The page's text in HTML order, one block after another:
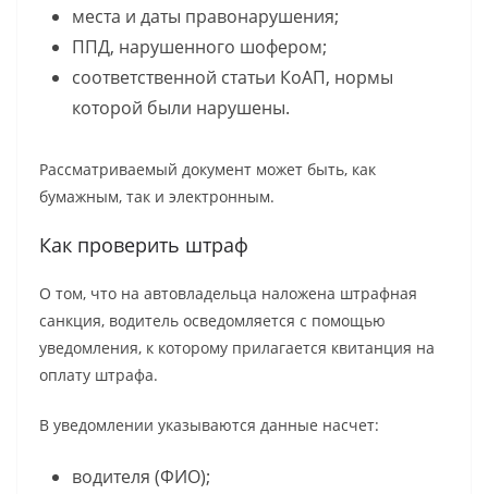
места и даты правонарушения;
ППД, нарушенного шофером;
соответственной статьи КоАП, нормы
которой были нарушены.
Рассматриваемый документ может быть, как
бумажным, так и электронным.
Как проверить штраф
О том, что на автовладельца наложена штрафная
санкция, водитель осведомляется с помощью
уведомления, к которому прилагается квитанция на
оплату штрафа.
В уведомлении указываются данные насчет:
водителя (ФИО);